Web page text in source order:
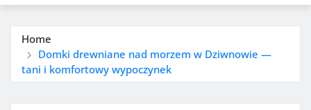
Home
Domki drewniane nad morzem w Dziwnowie —
tani i komfortowy wypoczynek